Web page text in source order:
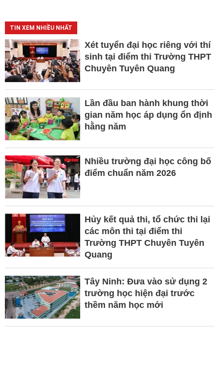
TIN XEM NHIỀU NHẤT
Xét tuyển đại học riêng với thí
sinh tại điểm thi Trường THPT
Chuyên Tuyên Quang
Lần đầu ban hành khung thời
gian năm học áp dụng ổn định
hằng năm
Nhiều trường đại học công bố
điểm chuẩn năm 2026
Hủy kết quả thi, tổ chức thi lại
các môn thi tại điểm thi
Trường THPT Chuyên Tuyên
Quang
Tây Ninh: Đưa vào sử dụng 2
trường học hiện đại trước
thềm năm học mới